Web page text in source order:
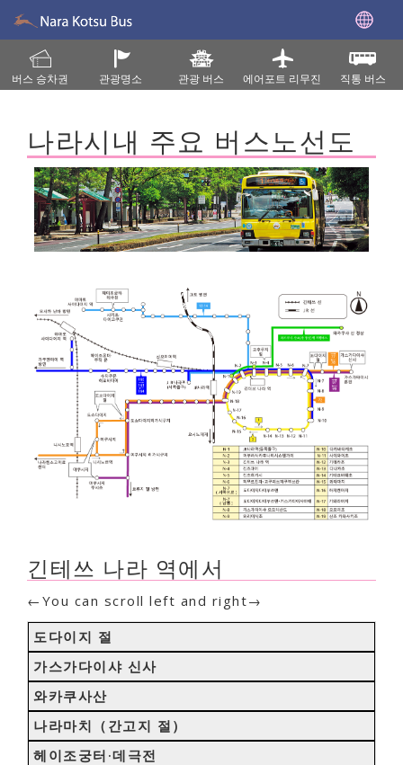
버스 승차권 관광명소 관광 버스 에어포트 리무진 직통 버스
나라시내 주요 버스노선도
긴테쓰 나라 역에서
←You can scroll left and right→
도다이지 절
가스가다이샤 신사
와카쿠사산
나라마치（간고지 절）
헤이조궁터·데극전